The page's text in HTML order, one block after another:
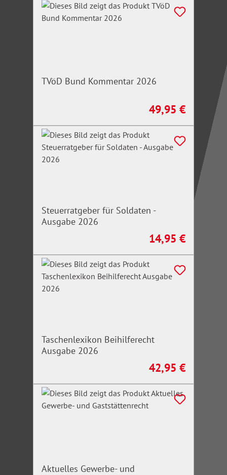
TVöD Bund Kommentar 2026
Regulärer Preis:
49,95 €
Steuerratgeber für Soldaten -
Ausgabe 2026
Regulärer Preis:
14,95 €
Taschenlexikon Beihilferecht
Ausgabe 2026
Regulärer Preis:
42,95 €
Aktuelles Gewerbe- und